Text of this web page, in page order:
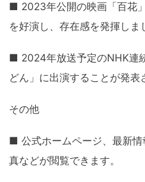
■ 2023年公開の映画「百花
を好演し、存在感を発揮しま
■ 2024年放送予定のNHK連
どん」に出演することが発表
その他
■ 公式ホームページ、最新
真などが閲覧できます。